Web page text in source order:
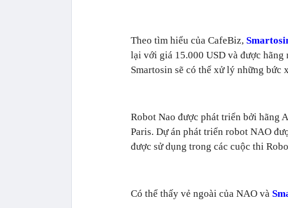
Theo tìm hiểu của CafeBiz,
lại với giá 15.000 USD và được hãng
Smartosin sẽ có thể xử lý những bức
Robot Nao được phát triển bởi hãng
Paris. Dự án phát triển robot NAO
được sử dụng trong các cuộc thi
Có thể thấy vẻ ngoài của NAO và